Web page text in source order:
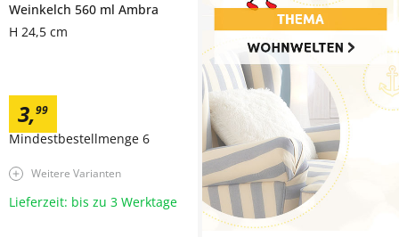
Weinkelch 560 ml Ambra
H 24,5 cm
3,99
Mindestbestellmenge 6
Weitere Varianten
Lieferzeit: bis zu 3 Werktage